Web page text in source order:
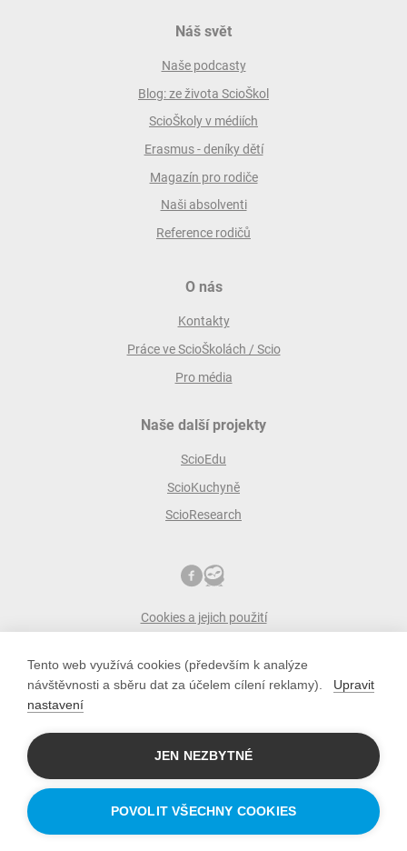
Tento web využívá cookies (především k analýze
návštěvnosti a sběru dat za účelem cílení reklamy).
Upravit
nastavení
JEN NEZBYTNÉ
POVOLIT VŠECHNY COOKIES
Náš svět
Naše podcasty
Blog: ze života ScioŠkol
ScioŠkoly v médiích
Erasmus - deníky dětí
Magazín pro rodiče
Naši absolventi
Reference rodičů
O nás
Kontakty
Práce ve ScioŠkolách / Scio
Pro média
Naše další projekty
ScioEdu
ScioKuchyně
ScioResearch
Cookies a jejich použití
ScioŠkoly zakládá společnost Scio
scio s.r.o.
IČO: 10779442; DIČ: CZ10779442